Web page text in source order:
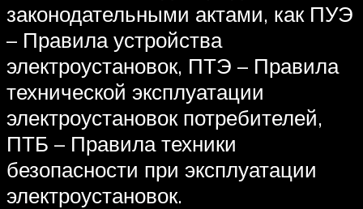
законодательными актами, как ПУЭ
– Правила устройства
электроустановок, ПТЭ – Правила
технической эксплуатации
электроустановок потребителей,
ПТБ – Правила техники
безопасности при эксплуатации
электроустановок.